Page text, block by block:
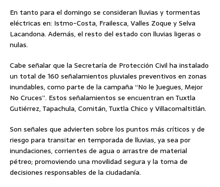
En tanto para el domingo se consideran lluvias y tormentas
eléctricas en: Istmo-Costa, Frailesca, Valles Zoque y Selva
Lacandona. Además, el resto del estado con lluvias ligeras o
nulas.
Cabe señalar que la Secretaría de Protección Civil ha instalado
un total de 160 señalamientos pluviales preventivos en zonas
inundables, como parte de la campaña “No le Juegues, Mejor
No Cruces”. Estos señalamientos se encuentran en Tuxtla
Gutiérrez, Tapachula, Comitán, Tuxtla Chico y Villacomaltitlán.
Son señales que advierten sobre los puntos más críticos y de
riesgo para transitar en temporada de lluvias, ya sea por
inundaciones, corrientes de agua o arrastre de material
pétreo; promoviendo una movilidad segura y la toma de
decisiones responsables de la ciudadanía.